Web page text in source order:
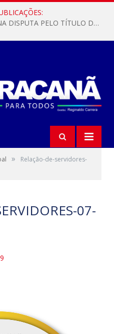
MARACANÃ SAI NA FRENTE NA DISPUTA PELO TÍTULO DA COPA PARÁ SUB-17!
»
Relação-de-servidores-
07-